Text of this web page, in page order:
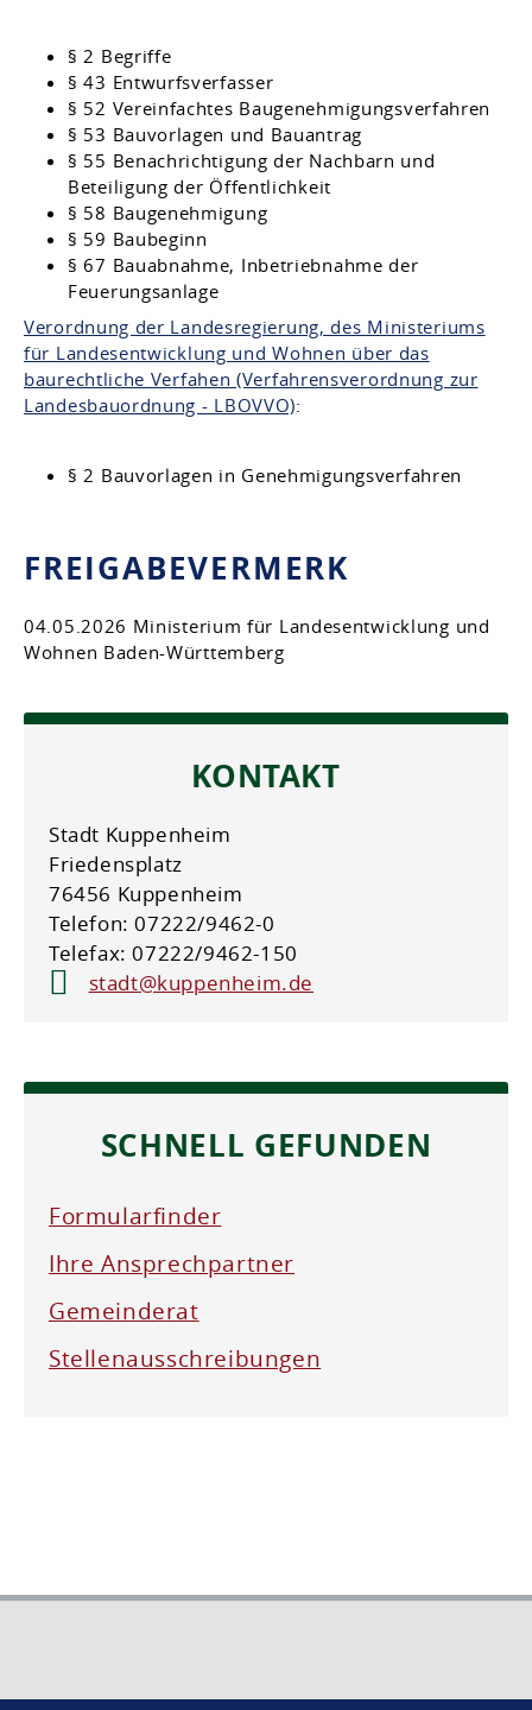
§ 2 Begriffe
§ 43 Entwurfsverfasser
§ 52 Vereinfachtes Baugenehmigungsverfahren
§ 53 Bauvorlagen und Bauantrag
§ 55 Benachrichtigung der Nachbarn und
Beteiligung der Öffentlichkeit
§ 58 Baugenehmigung
§ 59 Baubeginn
§ 67 Bauabnahme, Inbetriebnahme der
Feuerungsanlage
Verordnung der Landesregierung, des Ministeriums
für Landesentwicklung und Wohnen über das
baurechtliche Verfahen (Verfahrensverordnung zur
Landesbauordnung - LBOVVO):
§ 2 Bauvorlagen in Genehmigungsverfahren
FREIGABEVERMERK
04.05.2026 Ministerium für Landesentwicklung und
Wohnen Baden-Württemberg
KONTAKT
Stadt Kuppenheim
Friedensplatz
76456 Kuppenheim
Telefon: 07222/9462-0
Telefax: 07222/9462-150
stadt@kuppenheim.de
SCHNELL GEFUNDEN
Formularfinder
Ihre Ansprechpartner
Gemeinderat
Stellenausschreibungen